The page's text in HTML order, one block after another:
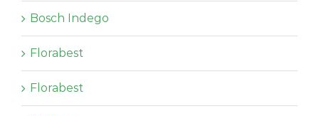
Bosch Indego
Florabest
Florabest